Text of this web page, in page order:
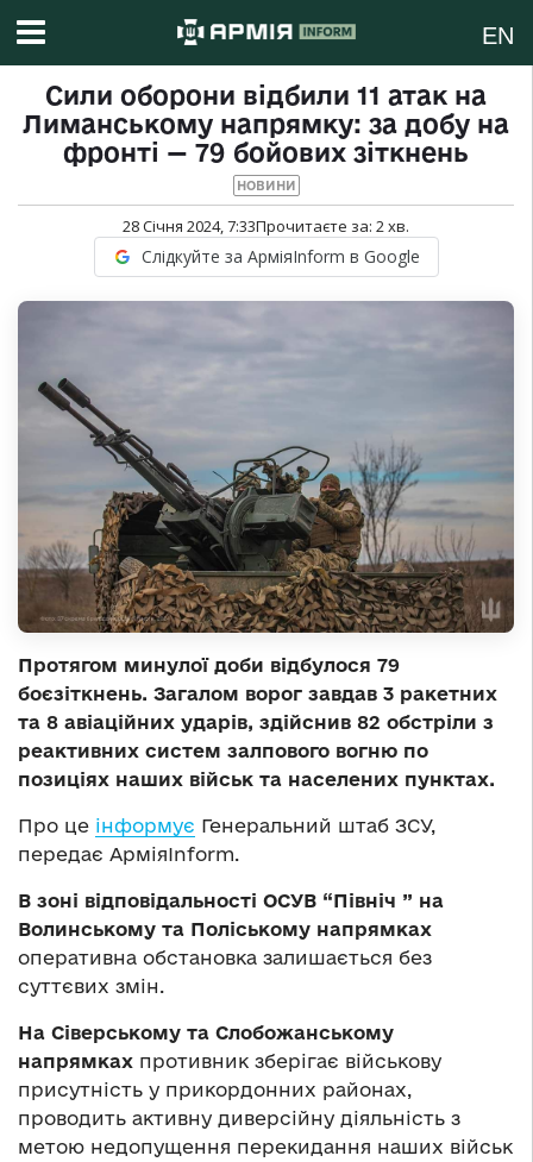
EN
Сили оборони відбили 11 атак на
Лиманському напрямку: за добу на
фронті — 79 бойових зіткнень
НОВИНИ
28 Січня 2024, 7:33Прочитаєте за: 2хв.
Слідкуйте за АрміяInform в Google
Протягом минулої доби відбулося 79
боєзіткнень. Загалом ворог завдав 3 ракетних
та 8 авіаційних ударів, здійснив 82 обстріли з
реактивних систем залпового вогню по
позиціях наших військ та населених пунктах.
Про це інформує Генеральний штаб ЗСУ,
передає АрміяInform.
В зоні відповідальності ОСУВ “Північ ” на
Волинському та Поліському напрямках
оперативна обстановка залишається без
суттєвих змін.
На Сіверському та Слобожанському
напрямках противник зберігає військову
присутність у прикордонних районах,
проводить активну диверсійну діяльність з
метою недопущення перекидання наших військ